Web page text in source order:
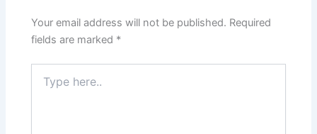
Your email address will not be published. Required
fields are marked *
here..